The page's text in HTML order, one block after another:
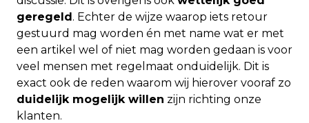
geregeld. Echter de wijze waarop iets retour
gestuurd mag worden én met name wat er met
een artikel wel of niet mag worden gedaan is voor
veel mensen met regelmaat onduidelijk. Dit is
exact ook de reden waarom wij hierover vooraf zo
duidelijk mogelijk willen zijn richting onze
klanten.